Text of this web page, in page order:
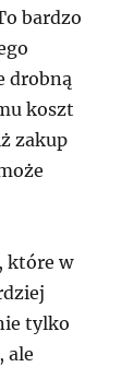
bardzo
drobną
koszt
zakup
które w
tylko
ale